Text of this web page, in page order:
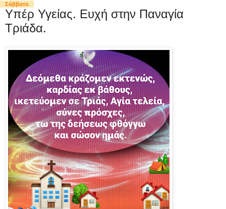
Σάββατο
Υπέρ Υγείας. Ευχή στην Παναγία
Τριάδα.